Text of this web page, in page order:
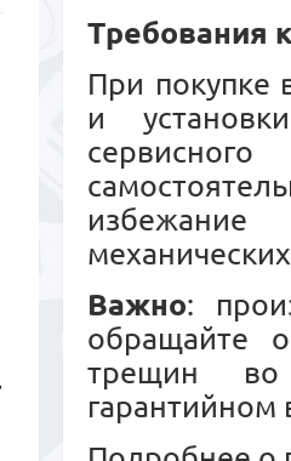
Требования
При покупке
и
Важно:
обращайте
трещин во
гарантийном